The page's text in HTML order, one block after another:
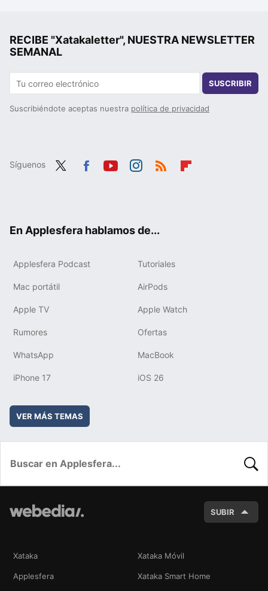
RECIBE "Xatakaletter", NUESTRA NEWSLETTER
SEMANAL
SUSCRIBIR
Suscribiéndote aceptas nuestra política de privacidad
Síguenos
En Applesfera hablamos de...
Applesfera Podcast Tutoriales
Mac portátil AirPods
Apple TV Apple Watch
Rumores Ofertas
WhatsApp MacBook
iPhone 17 iOS 26
VER MÁS TEMAS
SUBIR
Xataka Xataka Móvil
Applesfera Xataka Smart Home